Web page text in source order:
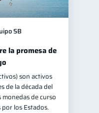
SB
la promesa de
son activos
de la década del
de curso
los Estados.